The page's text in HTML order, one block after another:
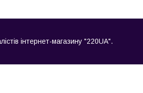
інтернет-магазину "220UA".